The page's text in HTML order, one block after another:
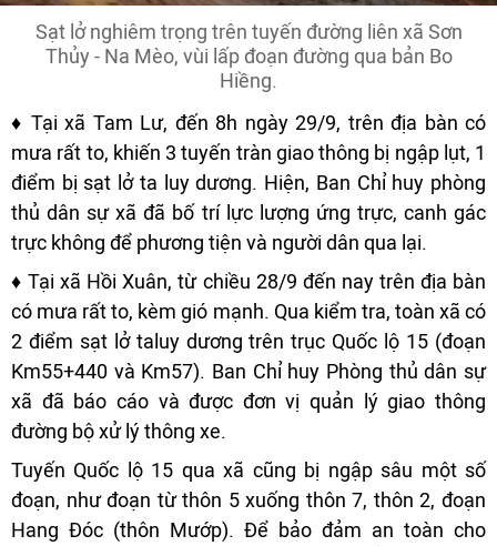
Sạt lở nghiêm trọng trên tuyến đường liên xã Sơn
Thủy - Na Mèo, vùi lấp đoạn đường qua bản Bo
Hiềng.
♦ Tại xã Tam Lư, đến 8h ngày 29/9, trên địa bàn có
mưa rất to, khiến 3 tuyến tràn giao thông bị ngập lụt, 1
điểm bị sạt lở ta luy dương. Hiện, Ban Chỉ huy phòng
thủ dân sự xã đã bố trí lực lượng ứng trực, canh gác
trực không để phương tiện và người dân qua lại.
♦ Tại xã Hồi Xuân, từ chiều 28/9 đến nay trên địa bàn
có mưa rất to, kèm gió mạnh. Qua kiểm tra, toàn xã có
2 điểm sạt lở taluy dương trên trục Quốc lộ 15 (đoạn
Km55+440 và Km57). Ban Chỉ huy Phòng thủ dân sự
xã đã báo cáo và được đơn vị quản lý giao thông
đường bộ xử lý thông xe.
Tuyến Quốc lộ 15 qua xã cũng bị ngập sâu một số
đoạn, như đoạn từ thôn 5 xuống thôn 7, thôn 2, đoạn
Hang Đóc (thôn Mướp). Để bảo đảm an toàn cho